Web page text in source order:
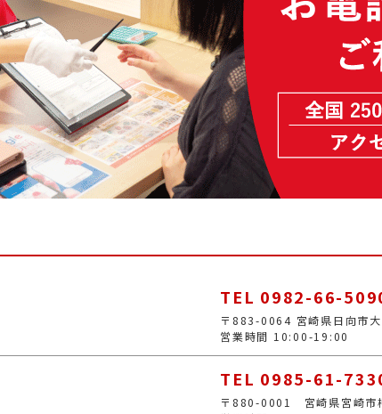
TEL 0982-66-
〒883-0064 宮崎県日向市
営業時間 10:00-19:00
TEL 0985-61-
〒880-0001 宮崎県宮崎市